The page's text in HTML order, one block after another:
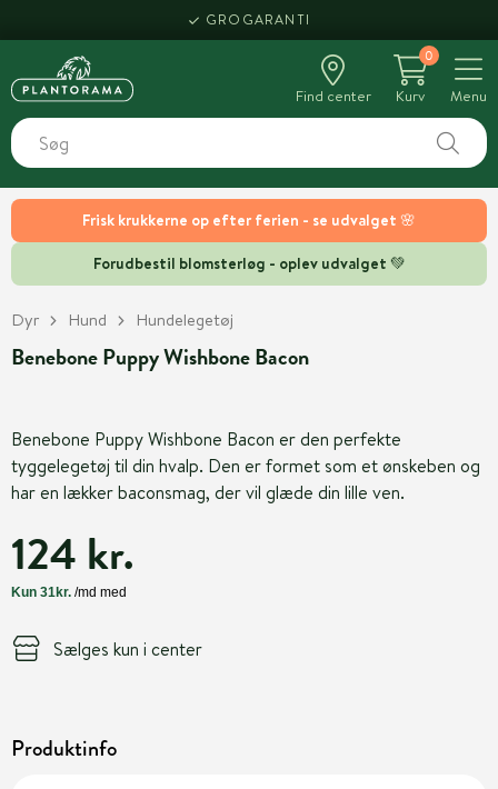
Frisk krukkerne op efter ferien - se udvalget 🌸
Forudbestil blomsterløg - oplev udvalget 💚
GROGARANTI
Find center
0
Kurv
Menu
Dyr Hund Hundelegetøj
Benebone Puppy Wishbone Bacon
Benebone Puppy Wishbone Bacon er den perfekte
tyggelegetøj til din hvalp. Den er formet som et ønskeben og
har en lækker baconsmag, der vil glæde din lille ven.
124 kr.
Sælges kun i center
Produktinfo